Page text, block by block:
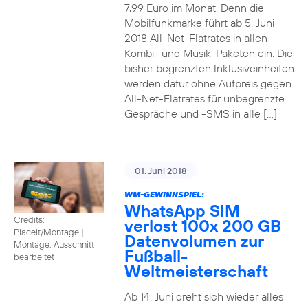
7,99 Euro im Monat. Denn die
Mobilfunkmarke führt ab 5. Juni
2018 All-Net-Flatrates in allen
Kombi- und Musik-Paketen ein. Die
bisher begrenzten Inklusiveinheiten
werden dafür ohne Aufpreis gegen
All-Net-Flatrates für unbegrenzte
Gespräche und -SMS in alle […]
Credits:
Placeit/Montage |
Montage, Ausschnitt
bearbeitet
01. Juni 2018
WM-GEWINNSPIEL:
WhatsApp SIM
verlost 100x 200 GB
Datenvolumen zur
Fußball-
Weltmeisterschaft
Ab 14. Juni dreht sich wieder alles